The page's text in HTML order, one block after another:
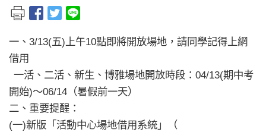
一、3/13(五)上午10點即將開放場地，請同學記得上網
借用
一活、二活、新生、博雅場地開放時段：04/13(期中考
開始)～06/14（暑假前一天）
二、重要提醒：
(一)新版「活動中心場地借用系統」（